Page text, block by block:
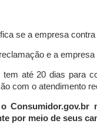
se a empresa
e a
tem até 20 dias para
com o atendimento
por meio de seus